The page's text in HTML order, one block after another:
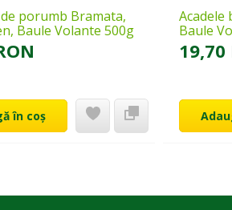
porumb Bramata,
Baule Volante 500g
în coș
Acadele
Baule
19,70